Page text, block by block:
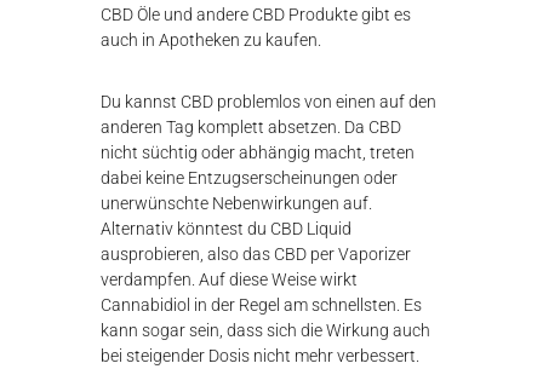
CBD Öle und andere CBD Produkte gibt es
auch in Apotheken zu kaufen.
Du kannst CBD problemlos von einen auf den
anderen Tag komplett absetzen. Da CBD
nicht süchtig oder abhängig macht, treten
dabei keine Entzugserscheinungen oder
unerwünschte Nebenwirkungen auf.
Alternativ könntest du CBD Liquid
ausprobieren, also das CBD per Vaporizer
verdampfen. Auf diese Weise wirkt
Cannabidiol in der Regel am schnellsten. Es
kann sogar sein, dass sich die Wirkung auch
bei steigender Dosis nicht mehr verbessert.